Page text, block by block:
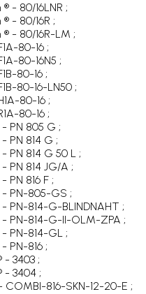
- 80/16LNR ;
- 80/16R ;
® - 80/16R-LM ;
80-16 ;
80-16N5 ;
80-16 ;
80-16-LN50 ;
80-16 ;
80-16 ;
PN 805 G ;
PN 814 G ;
PN 814 G 50 L ;
PN 814 JG/A ;
PN 816 F ;
- PN-805-GS ;
PN-814-G-BLINDNAHT ;
- PN-814-G-II-OLM-ZPA ;
PN-814-GL ;
PN-816 ;
- 3403 ;
- 3404 ;
COMBI-816-SKN-12-20-E ;